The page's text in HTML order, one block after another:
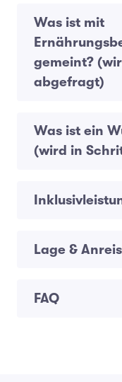
Was ist mit
gemeint?
abgefragt)
Was ist ein
(wird in
Lage &
FAQ